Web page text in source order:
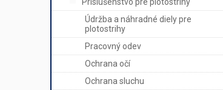
Údržba a náhradné diely pre
plotostrihy
Pracovný odev
Ochrana očí
Ochrana sluchu